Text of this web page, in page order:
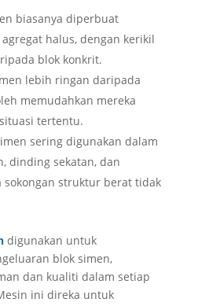
biasanya diperbuat
halus, dengan kerikil
blok konkrit.
lebih ringan daripada
memudahkan mereka
tertentu.
sering digunakan dalam
dinding sekatan, dan
struktur berat tidak
digunakan untuk
blok simen,
dan kualiti dalam setiap
ini direka untuk